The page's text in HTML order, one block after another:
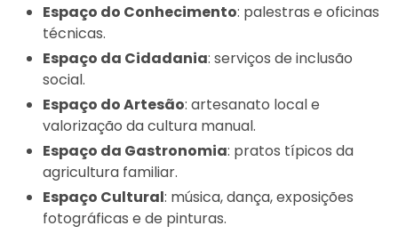
Espaço do Conhecimento: palestras e oficinas
técnicas.
Espaço da Cidadania: serviços de inclusão
social.
Espaço do Artesão: artesanato local e
valorização da cultura manual.
Espaço da Gastronomia: pratos típicos da
agricultura familiar.
Espaço Cultural: música, dança, exposições
fotográficas e de pinturas.